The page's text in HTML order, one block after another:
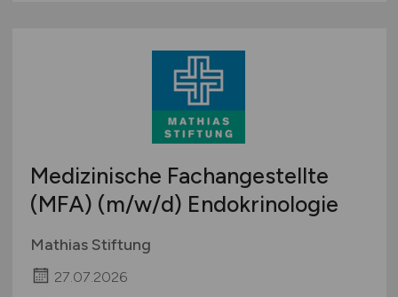
Medizinische Fachangestellte
(MFA) (m/w/d) Endokrinologie
Mathias Stiftung
27.07.2026